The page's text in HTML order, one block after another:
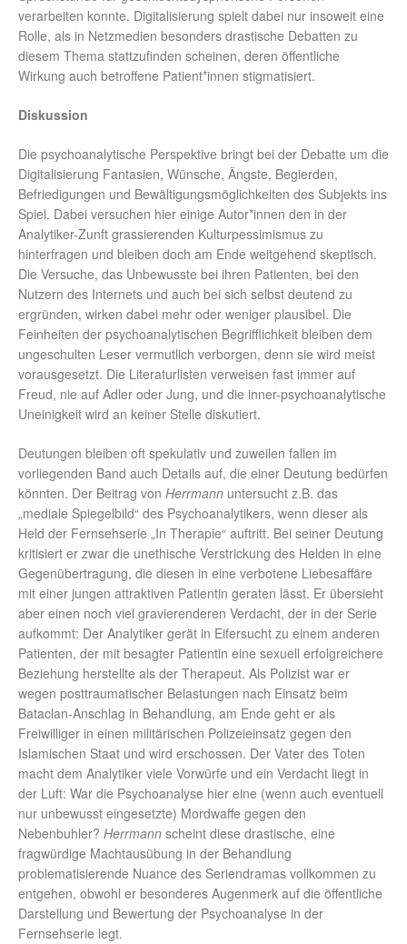
verarbeiten konnte. Digitalisierung spielt dabei nur insoweit eine
Rolle, als in Netzmedien besonders drastische Debatten zu
diesem Thema stattzufinden scheinen, deren öffentliche
Wirkung auch betroffene Patient*innen stigmatisiert.
Diskussion
Die psychoanalytische Perspektive bringt bei der Debatte um die
Digitalisierung Fantasien, Wünsche, Ängste, Begierden,
Befriedigungen und Bewältigungsmöglichkeiten des Subjekts ins
Spiel. Dabei versuchen hier einige Autor*innen den in der
Analytiker-Zunft grassierenden Kulturpessimismus zu
hinterfragen und bleiben doch am Ende weitgehend skeptisch.
Die Versuche, das Unbewusste bei ihren Patienten, bei den
Nutzern des Internets und auch bei sich selbst deutend zu
ergründen, wirken dabei mehr oder weniger plausibel. Die
Feinheiten der psychoanalytischen Begrifflichkeit bleiben dem
ungeschulten Leser vermutlich verborgen, denn sie wird meist
vorausgesetzt. Die Literaturlisten verweisen fast immer auf
Freud, nie auf Adler oder Jung, und die inner-psychoanalytische
Uneinigkeit wird an keiner Stelle diskutiert.
Deutungen bleiben oft spekulativ und zuweilen fallen im
vorliegenden Band auch Details auf, die einer Deutung bedürfen
könnten. Der Beitrag von Herrmann untersucht z.B. das
„mediale Spiegelbild“ des Psychoanalytikers, wenn dieser als
Held der Fernsehserie „In Therapie“ auftritt. Bei seiner Deutung
kritisiert er zwar die unethische Verstrickung des Helden in eine
Gegenübertragung, die diesen in eine verbotene Liebesaffäre
mit einer jungen attraktiven Patientin geraten lässt. Er übersieht
aber einen noch viel gravierenderen Verdacht, der in der Serie
aufkommt: Der Analytiker gerät in Eifersucht zu einem anderen
Patienten, der mit besagter Patientin eine sexuell erfolgreichere
Beziehung herstellte als der Therapeut. Als Polizist war er
wegen posttraumatischer Belastungen nach Einsatz beim
Bataclan-Anschlag in Behandlung, am Ende geht er als
Freiwilliger in einen militärischen Polizeieinsatz gegen den
Islamischen Staat und wird erschossen. Der Vater des Toten
macht dem Analytiker viele Vorwürfe und ein Verdacht liegt in
der Luft: War die Psychoanalyse hier eine (wenn auch eventuell
nur unbewusst eingesetzte) Mordwaffe gegen den
Nebenbuhler? Herrmann scheint diese drastische, eine
fragwürdige Machtausübung in der Behandlung
problematisierende Nuance des Seriendramas vollkommen zu
entgehen, obwohl er besonderes Augenmerk auf die öffentliche
Darstellung und Bewertung der Psychoanalyse in der
Fernsehserie legt.